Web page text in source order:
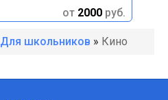
от 2000 руб.
Для школьников » Кино